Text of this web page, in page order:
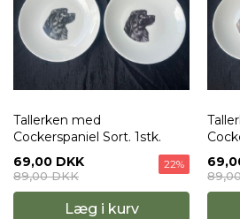
Tallerken med
Cockerspaniel Sort. 1stk.
69,00 DKK
89,00 DKK
22%
Læg i kurv